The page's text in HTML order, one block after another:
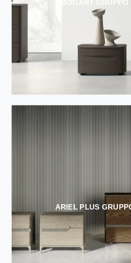
BOGART GRUPPO
ARIEL PLUS